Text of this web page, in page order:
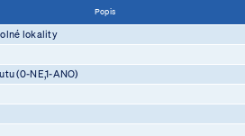
Popis
lokality
(0-NE,1-ANO)